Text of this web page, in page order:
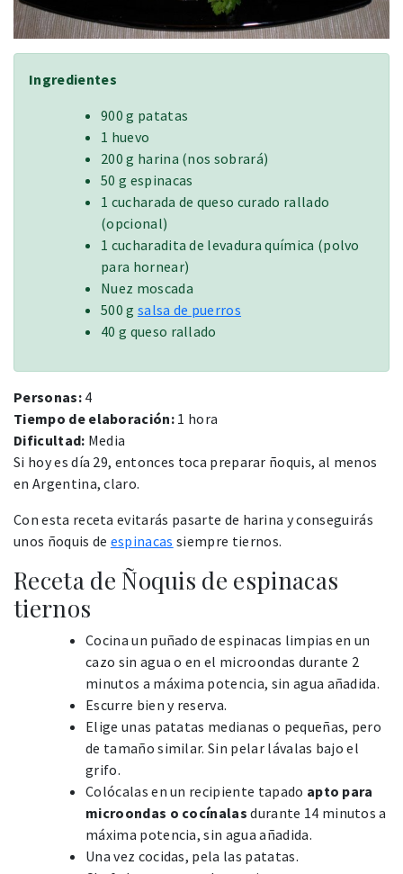
Ingredientes
900 g patatas
1 huevo
200 g harina (nos sobrará)
50 g espinacas
1 cucharada de queso curado rallado
(opcional)
1 cucharadita de levadura química (polvo
para hornear)
Nuez moscada
500 g salsa de puerros
40 g queso rallado
Personas: 4
Tiempo de elaboración: 1 hora
Dificultad: Media
Si hoy es día 29, entonces toca preparar ñoquis, al menos
en Argentina, claro.
Con esta receta evitarás pasarte de harina y conseguirás
unos ñoquis de espinacas siempre tiernos.
Receta de Ñoquis de espinacas
tiernos
Cocina un puñado de espinacas limpias en un
cazo sin agua o en el microondas durante 2
minutos a máxima potencia, sin agua añadida.
Escurre bien y reserva.
Elige unas patatas medianas o pequeñas, pero
de tamaño similar. Sin pelar lávalas bajo el
grifo.
Colócalas en un recipiente tapado apto para
microondas o cocínalas durante 14 minutos a
máxima potencia, sin agua añadida.
Una vez cocidas, pela las patatas.